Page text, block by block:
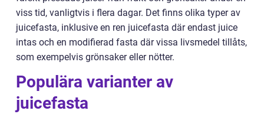
viss tid, vanligtvis i flera dagar. Det finns olika typer av
juicefasta, inklusive en ren juicefasta där endast juice
intas och en modifierad fasta där vissa livsmedel tillåts,
som exempelvis grönsaker eller nötter.
Populära varianter av
juicefasta